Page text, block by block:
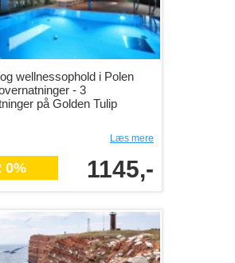
wellnessophold i Polen
- 3
på Golden Tulip
Læs mere
0% 1145,-